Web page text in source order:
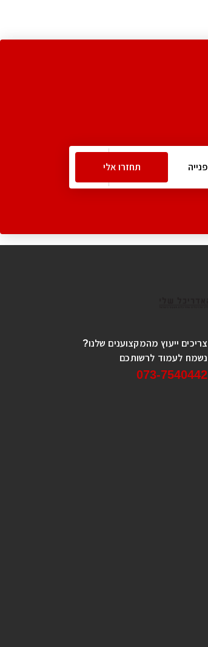
צריכים ייעוץ מהמקצוענים שלנו?
נשמח לעמוד לרשותכם
073-7540442